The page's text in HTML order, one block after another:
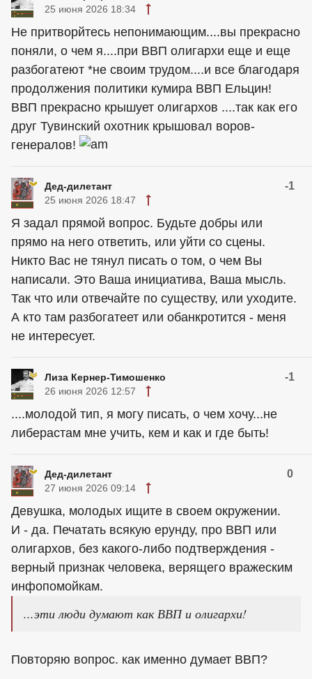
25 июня 2026 18:34
Не притворйтесь непонимающим....вы прекрасно
поняли, о чем я....при ВВП олигархи еще и еще
разбогатеют *не своим трудом....и все благодаря
продолжения политики кумира ВВП Ельцин!
ВВП прекрасно крышует олигархов ....так как его
друг Тувинский охотник крышовал воров-
генералов!
Дед-дилетант -1
25 июня 2026 18:47
Я задал прямой вопрос. Будьте добры или
прямо на него ответить, или уйти со сцены.
Никто Вас не тянул писать о том, о чем Вы
написали. Это Ваша инициатива, Ваша мысль.
Так что или отвечайте по существу, или уходите.
А кто там разбогатеет или обанкротится - меня
не интересует.
Лиза Кернер-Тимошенко -1
26 июня 2026 12:57
....молодой тип, я могу писать, о чем хочу...не
либерастам мне учить, кем и как и где быть!
Дед-дилетант 0
27 июня 2026 09:14
Девушка, молодых ищите в своем окружении.
И - да. Печатать всякую ерунду, про ВВП или
олигархов, без какого-либо подтверждения -
верный признак человека, верящего вражеским
инфопомойкам.
...эти люди думают как ВВП и олигархи!
Повторяю вопрос. как именно думает ВВП?